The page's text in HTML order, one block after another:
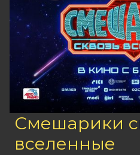
Смешарики
вселенные